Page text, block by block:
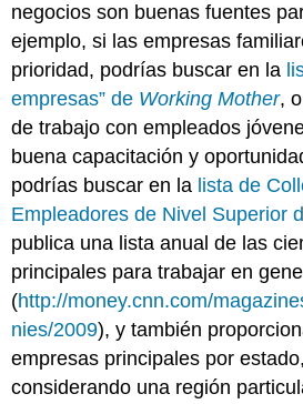
negocios son buenas fuentes
ejemplo, si las empresas
prioridad, podrías buscar en la
empresas” de Working Mother,
de trabajo con empleados
buena capacitación y
podrías buscar en la lista de
Empleadores de Nivel Superior
publica una lista anual de las
principales para trabajar en
(http://money.cnn.com/
nies/2009), y también
empresas principales por
considerando una región